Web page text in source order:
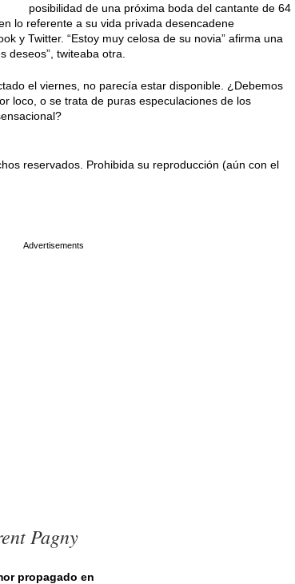
posibilidad de una próxima boda del cantante de 64
lo referente a su vida privada desencadene
y Twitter. “Estoy muy celosa de su novia” afirma una
deseos”, twiteaba otra.
el viernes, no parecía estar disponible. ¿Debemos
loco, o se trata de puras especulaciones de los
reservados. Prohibida su reproducción (aún con el
Pagny
propagado en